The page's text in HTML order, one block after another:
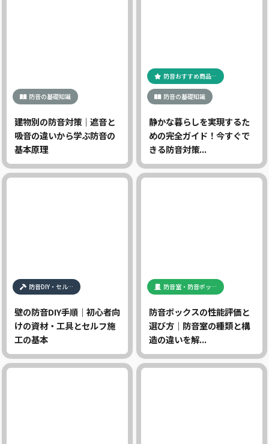
防音の基礎知識
建物別の防音対策｜遮音と
吸音の違いから学ぶ防音の
基本原理
防音おすすめ商品…
防音の基礎知識
静かな暮らしを実現するた
めの完全ガイド！今すぐで
きる防音対策...
防音DIY・セル…
壁の防音DIY手順｜初心者向
けの資材・工具とセルフ施
工の基本
防音室・防音ボッ…
防音ボックスの性能評価と
選び方｜防音室の種類と構
造の違いを解...